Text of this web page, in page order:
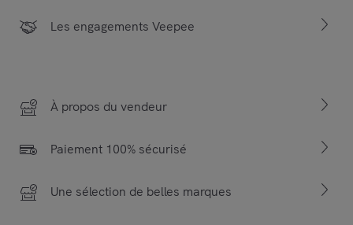
Les engagements Veepee
À propos du vendeur
Paiement 100% sécurisé
Une sélection de belles marques